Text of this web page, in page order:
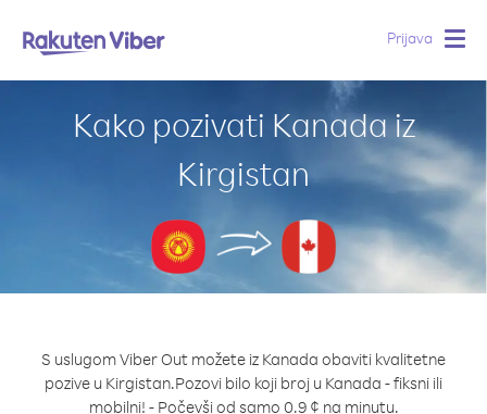
Prijava
Kako pozivati Kanada iz
Kirgistan
S uslugom Viber Out možete iz Kanada obaviti kvalitetne
pozive u Kirgistan.Pozovi bilo koji broj u Kanada - fiksni ili
mobilni! - Počevši od samo 0.9 ¢ na minutu.